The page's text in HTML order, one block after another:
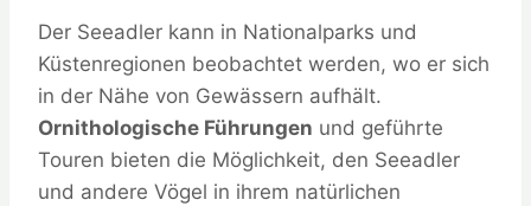
Der Seeadler kann in Nationalparks und
Küstenregionen beobachtet werden, wo er sich
in der Nähe von Gewässern aufhält.
Ornithologische Führungen und geführte
Touren bieten die Möglichkeit, den Seeadler
und andere Vögel in ihrem natürlichen